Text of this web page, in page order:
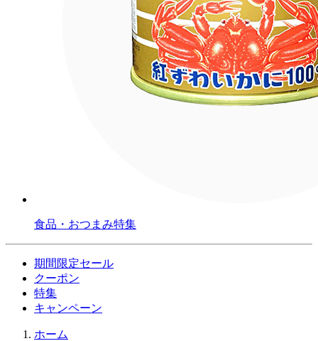
食品・おつまみ特集
期間限定セール
クーポン
特集
キャンペーン
ホーム